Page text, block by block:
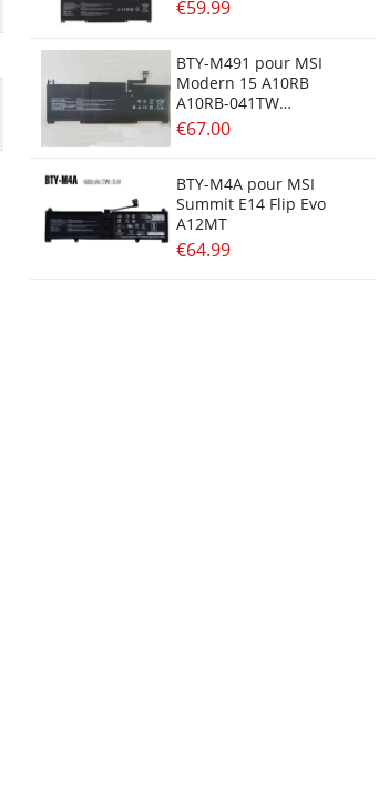
€59.99
BTY-M491 pour MSI
Modern 15 A10RB
A10RB-041TW
3ICP6/71/74
€67.00
BTY-M4A pour MSI
Summit E14 Flip Evo
A12MT
€64.99